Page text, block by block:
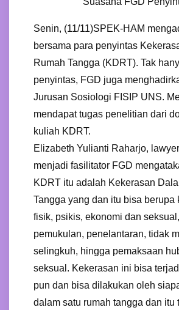
Senin, (11/11)SPEK-HAM
bersama para penyintas
Rumah Tangga (KDRT). Tak
penyintas, FGD juga
Jurusan Sosiologi FISIP UNS.
mendapat tugas penelitian dari
kuliah KDRT.
Elizabeth Yulianti Raharjo,
menjadi fasilitator FGD
KDRT itu adalah Kekerasan
Tangga yang dan itu bisa berupa
fisik, psikis, ekonomi dan
pemukulan, penelantaran, tidak
selingkuh, hingga pemaksaan
seksual. Kekerasan ini bisa
pun dan bisa dilakukan oleh
dalam satu rumah tangga dan itu